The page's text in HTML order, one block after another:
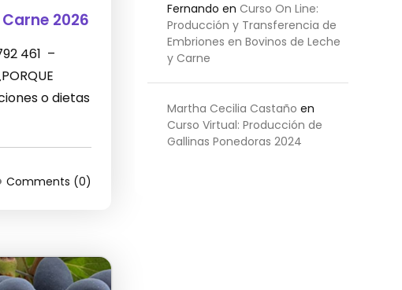
2026
461 –
o dietas
Comments (0)
Fernando en Curso On Line:
Producción y Transferencia de
Embriones en Bovinos de Leche
y Carne
Martha Cecilia Castaño en
Curso Virtual: Producción de
Gallinas Ponedoras 2024